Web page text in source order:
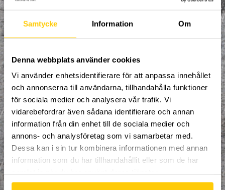
Samtycke Information Om
Denna webbplats använder cookies
Vi använder enhetsidentifierare för att anpassa innehållet
och annonserna till användarna, tillhandahålla funktioner
för sociala medier och analysera vår trafik. Vi
vidarebefordrar även sådana identifierare och annan
information från din enhet till de sociala medier och
annons- och analysföretag som vi samarbetar med.
Dessa kan i sin tur kombinera informationen med annan
information som du har tillhandahållit eller som de har
Vad som ingår:
Mat och sovplats
Fri tillgång åkyta och coachning
av instruktörer.
Goodiebag av dome.
Små tävlingar och utmaningar
Trampolin cykel